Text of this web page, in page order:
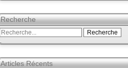
Recherche
Articles Récents